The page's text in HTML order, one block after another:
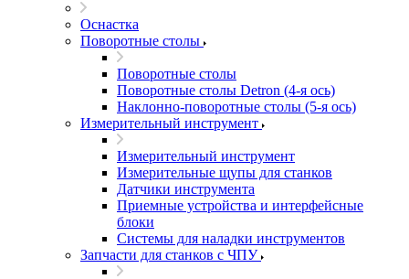
Оснастка
Поворотные столы
Поворотные столы
Поворотные столы Detron (4-я ось)
Наклонно-поворотные столы (5-я ось)
Измерительный инструмент
Измерительный инструмент
Измерительные щупы для станков
Датчики инструмента
Приемные устройства и интерфейсные
блоки
Системы для наладки инструментов
Запчасти для станков с ЧПУ